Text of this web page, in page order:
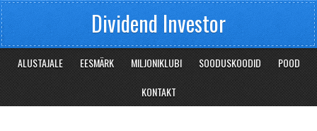
Dividend Investor
ALUSTAJALE EESMÄRK MILJONIKLUBI SOODUSKOODID
POOD
KONTAKT